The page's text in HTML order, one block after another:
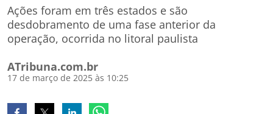
Ações foram em três estados e são
desdobramento de uma fase anterior da
operação, ocorrida no litoral paulista
ATribuna.com.br
17 de março de 2025 às 10:25